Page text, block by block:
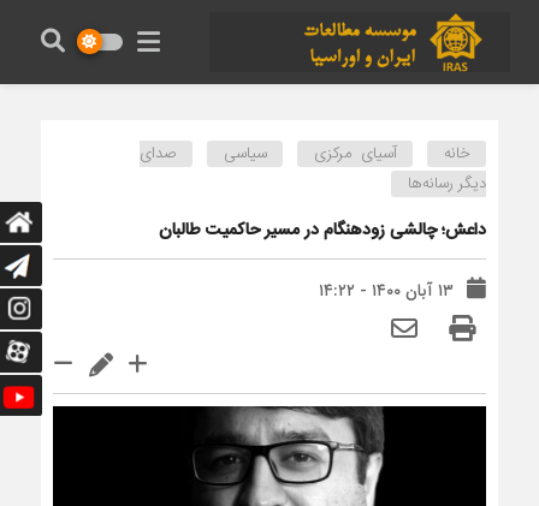
خانه آسیای مرکزی سیاسی
صدای
دیگر رسانه‌ها
داعش؛ چالشی زودهنگام در مسیر حاکمیت طالبان
۱۳ آبان ۱۴۰۰ - ۱۴:۲۲